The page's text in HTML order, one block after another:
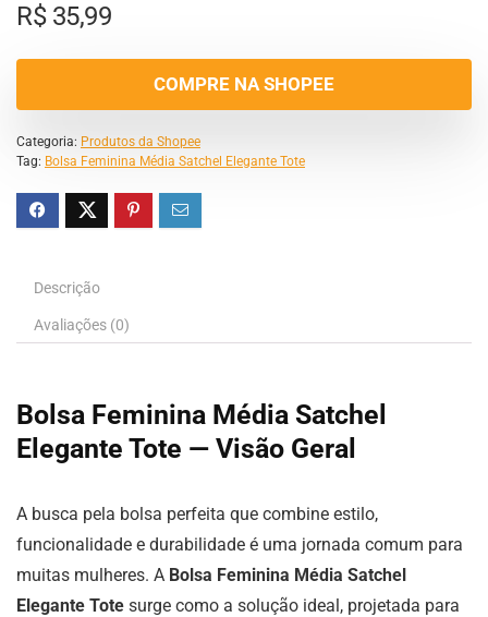
R$35,99
COMPRE NA SHOPEE
Categoria: Produtos da Shopee
Tag: Bolsa Feminina Média Satchel Elegante Tote
Descrição
Avaliações (0)
Bolsa Feminina Média Satchel
Elegante Tote — Visão Geral
A busca pela bolsa perfeita que combine estilo,
funcionalidade e durabilidade é uma jornada comum para
muitas mulheres. A Bolsa Feminina Média Satchel
Elegante Tote surge como a solução ideal, projetada para